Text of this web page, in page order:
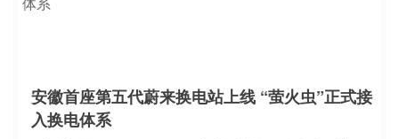
安徽首座第五代蔚来换电站上线 “萤火虫”正式接
入换电体系